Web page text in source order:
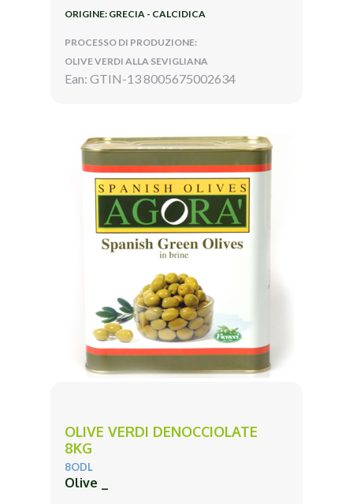
ORIGINE: GRECIA - CALCIDICA
PROCESSO DI PRODUZIONE:
OLIVE VERDI ALLA SEVIGLIANA
Ean: GTIN-13 8005675002634
OLIVE VERDI DENOCCIOLATE
8KG
8ODL
Olive _